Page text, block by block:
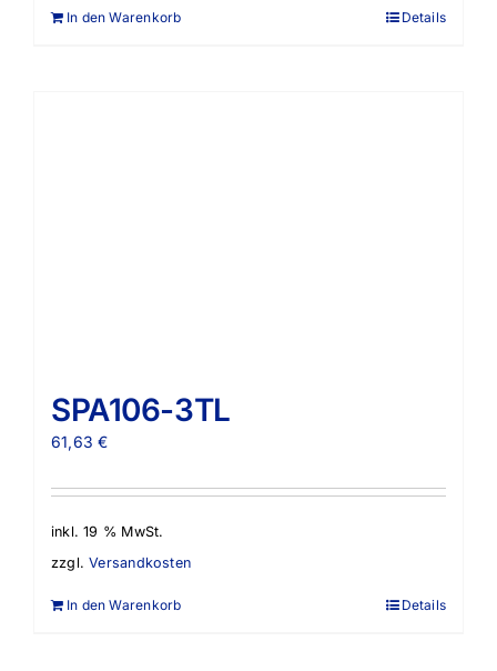
In den Warenkorb Details
SPA106-3TL
61,63€
inkl. 19 % MwSt.
zzgl.Versandkosten
In den Warenkorb Details